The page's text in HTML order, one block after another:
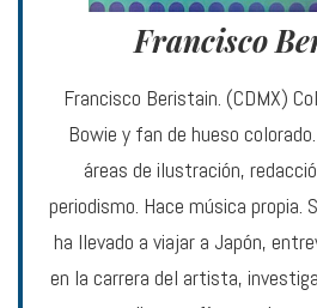
Francisco
Francisco Beristain. (CDMX)
Bowie y fan de hueso
áreas de ilustración,
periodismo. Hace música propia.
ha llevado a viajar a Japón,
en la carrera del artista,